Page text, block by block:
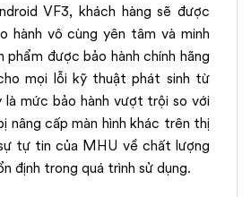
VF3, khách hàng sẽ được
hành vô cùng yên tâm và minh
phẩm được bảo hành chính hãng
mọi lỗi kỹ thuật phát sinh từ
là mức bảo hành vượt trội so với
nâng cấp màn hình khác trên thị
tự tin của MHU về chất lượng
định trong quá trình sử dụng.